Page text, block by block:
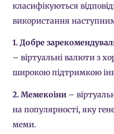
класифікуються
використання
1. Добре
– віртуальні валюти з
широкою підтримкою
2. Мемекоіни –
на популярності, яку
меми.